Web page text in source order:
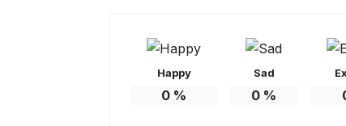
Happy
0 %
Sad
0 %